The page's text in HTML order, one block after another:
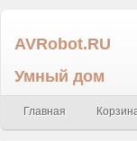
AVRobot.RU
Умный дом
Главная